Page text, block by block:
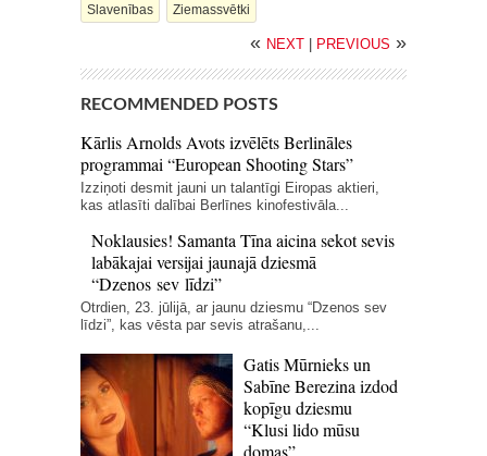
Slavenības Ziemassvētki
« NEXT PREVIOUS »
RECOMMENDED POSTS
Kārlis Arnolds Avots izvēlēts Berlināles
programmai “European Shooting Stars”
Izziņoti desmit jauni un talantīgi Eiropas aktieri,
kas atlasīti dalībai Berlīnes kinofestivāla...
Noklausies! Samanta Tīna aicina sekot sevis
labākajai versijai jaunajā dziesmā
“Dzenos sev līdzi”
Otrdien, 23. jūlijā, ar jaunu dziesmu “Dzenos sev
līdzi”, kas vēsta par sevis atrašanu,...
Gatis Mūrnieks un
Sabīne Berezina izdod
kopīgu dziesmu
“Klusi lido mūsu
domas”